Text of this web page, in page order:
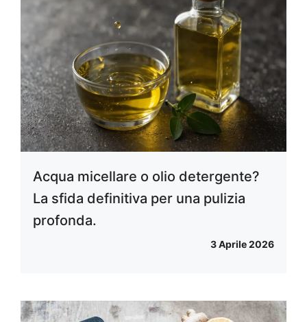
Acqua micellare o olio detergente?
La sfida definitiva per una pulizia
profonda.
3 Aprile 2026